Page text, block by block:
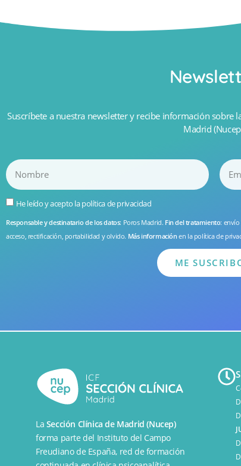
Suscríbete a nuestra newsletter y recibe información sobre
Madrid
He leído y acepto lapolítica de privacidad
Responsable y destinatario de los datos: Poros Madrid. Fin del tratamiento:
acceso, rectificación, portabilidad y olvido. Más información en la política de
ME
La Sección Clínica de Madrid (Nucep)
forma parte del Instituto del Campo
Freudiano de España, red de formación